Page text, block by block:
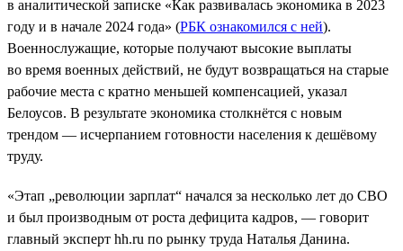
в аналитической записке «Как развивалась экономика в 2023
году и в начале 2024 года» (РБК ознакомился с ней).
Военнослужащие, которые получают высокие выплаты
во время военных действий, не будут возвращаться на старые
рабочие места с кратно меньшей компенсацией, указал
Белоусов. В результате экономика столкнётся с новым
трендом — исчерпанием готовности населения к дешёвому
труду.
«Этап „революции зарплат“ начался за несколько лет до СВО
и был производным от роста дефицита кадров, — говорит
главный эксперт hh.ru по рынку труда Наталья Данина.